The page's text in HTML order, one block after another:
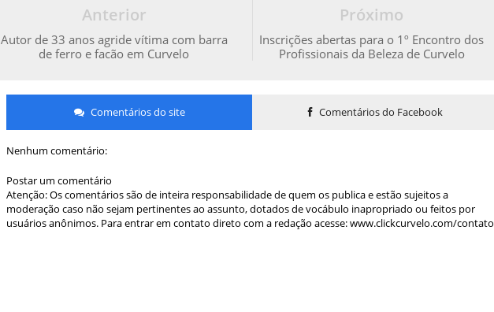
Próximo
Inscrições abertas para o 1º Encontro dos
Profissionais da Beleza de Curvelo
Anterior
Autor de 33 anos agride vítima com barra
de ferro e facão em Curvelo
Comentários do site Comentários do Facebook
Nenhum comentário:
Postar um comentário
Atenção: Os comentários são de inteira responsabilidade de quem os publica e estão sujeitos a
moderação caso não sejam pertinentes ao assunto, dotados de vocábulo inapropriado ou feitos por
usuários anônimos. Para entrar em contato direto com a redação acesse: www.clickcurvelo.com/contato